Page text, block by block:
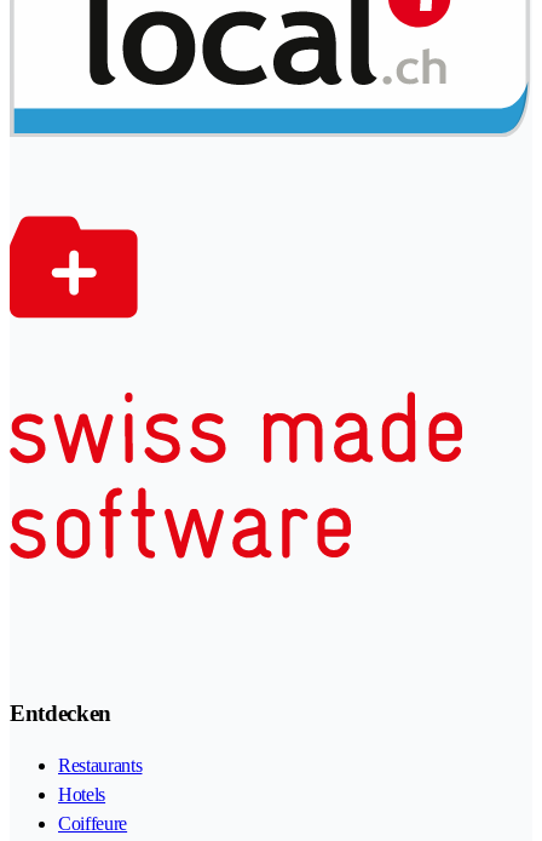
Entdecken
Restaurants
Hotels
Coiffeure